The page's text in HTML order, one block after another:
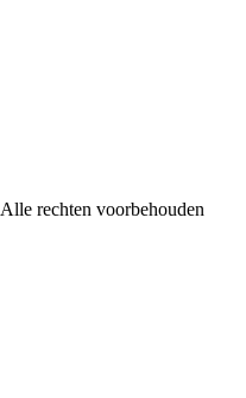
Alle rechten voorbehouden